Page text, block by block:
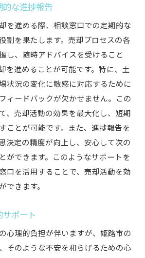
的な進捗報告
を進める際、相談窓口での定期的な
割を果たします。売却プロセスの各
し、随時アドバイスを受けること
を進めることが可能です。特に、土
状況の変化に敏感に対応するために
ィードバックが欠かせません。この
、売却活動の効果を最大化し、短期
ことが可能です。また、進捗報告を
決定の精度が向上し、安心して次の
ができます。このようなサポートを
口を活用することで、売却活動を効
できます。
サポート
心理的負担が伴いますが、姫路市の
そのような不安を和らげるための心